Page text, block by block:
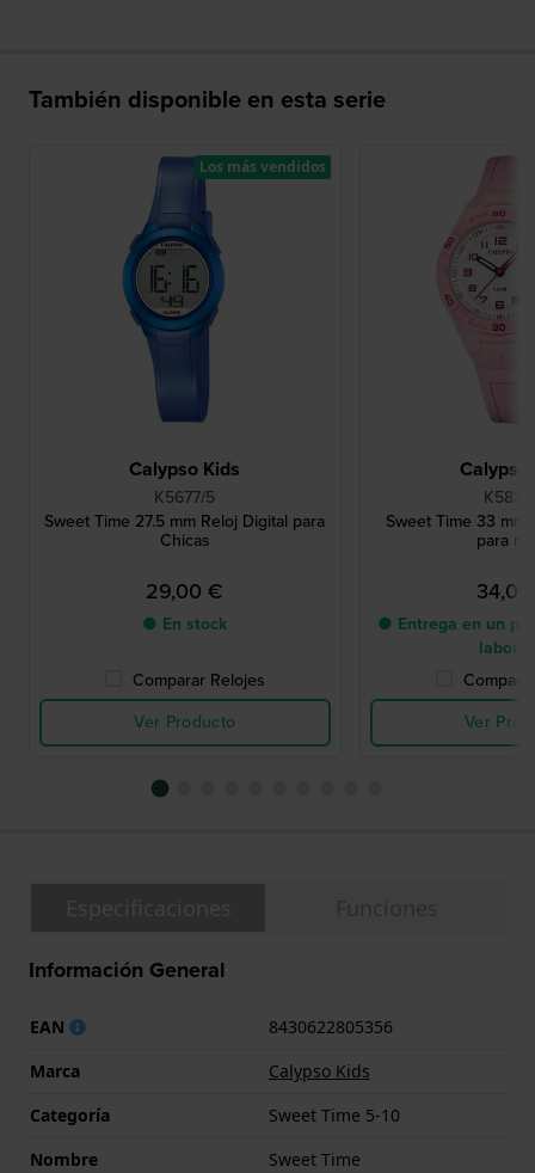
También disponible en esta serie
Calypso Kids
K5677/5
Sweet Time 27.5 mm Reloj Digital para
Chicas
29,00 €
● En stock
Comparar Relojes
Ver Producto
Los más vendidos
Calypso
Sweet Time 33 mm
para
● Entrega en un
Ver
Información General
EAN
8430622805356
Marca
Calypso Kids
Categoría
Sweet Time 5-10
Nombre
Sweet Time